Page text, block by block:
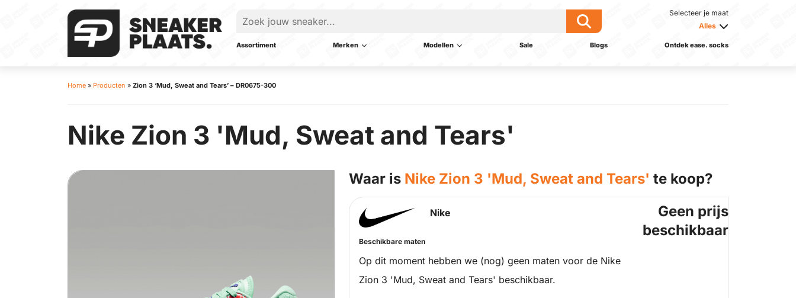
Selecteer je maat
Alles
Assortiment Merken Modellen Sale Blogs Ontdek ease. socks
Home » Producten » Zion 3 ‘Mud, Sweat and Tears’ – DR0675-300
Nike Zion 3 'Mud, Sweat and Tears'
Waar is Nike Zion 3 'Mud, Sweat and Tears' te koop?
Nike
Beschikbare maten
Op dit moment hebben we (nog) geen maten voor de Nike
Zion 3 'Mud, Sweat and Tears' beschikbaar.
Geen prijs
beschikbaar